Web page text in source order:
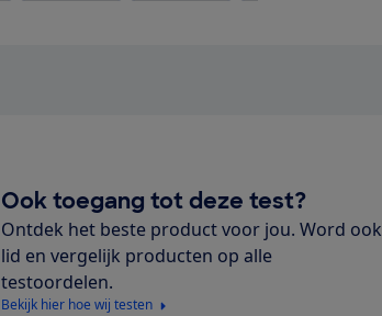
Ook toegang tot deze test?
Ontdek het beste product voor jou. Word ook
lid en vergelijk producten op alle
testoordelen.
Bekijk hier hoe wij testen